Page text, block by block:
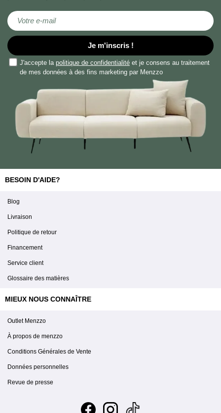
Inscription à notre lettre d’information :
Je m'inscris !
J'accepte la politique de confidentialité et je consens au traitement
de mes données à des fins marketing par Menzzo
BESOIN D'AIDE?
Blog
Livraison
Politique de retour
Financement
Service client
Glossaire des matières
MIEUX NOUS CONNAÎTRE
Outlet Menzzo
À propos de menzzo
Conditions Générales de Vente
Données personnelles
Revue de presse